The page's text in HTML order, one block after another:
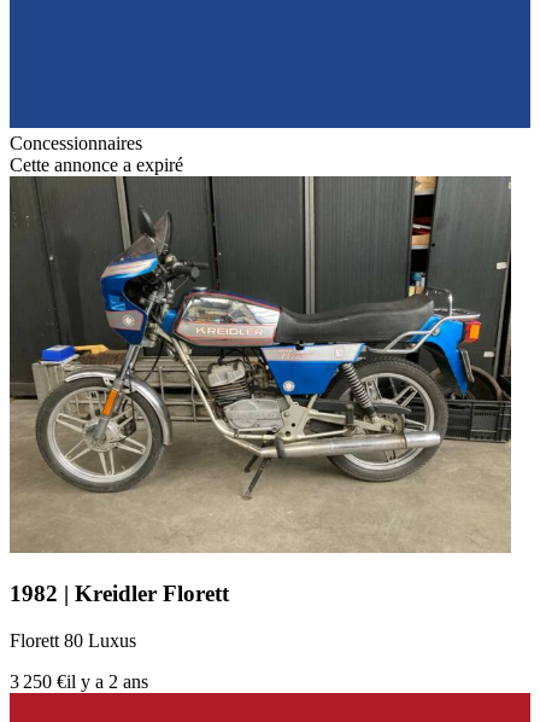
Concessionnaires
Cette annonce a expiré
1982 | Kreidler Florett
Florett 80 Luxus
3 250 €il y a 2 ans